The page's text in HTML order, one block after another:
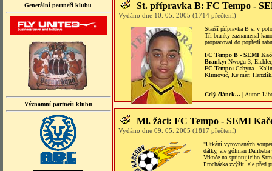
Generální partneři klubu
Významní partneři klubu
St. přípravka B: FC Tempo -
Vydáno dne 10. 05. 2005 (1714 přečtení)
Starší přípravka B si v
Tři branky zaznamenal
propracoval do popředí
FC Tempo B - SEMI
Branky: Nwogu 3,
FC Tempo: Cahyna -
Klimovič, Kejmar,
Celý článek... | Autor:
Ml. žáci: FC Tempo - SEMI
Vydáno dne 09. 05. 2005 (1817 přečtení)
"Utkání vyrovnaných
dálky, ale gólman
Vrkoče na sprintujícího
Procházka zvýšit, ale před